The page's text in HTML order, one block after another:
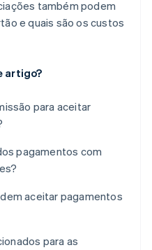
também podem
e quais são os custos
artigo?
para aceitar
pagamentos com
aceitar pagamentos
para as